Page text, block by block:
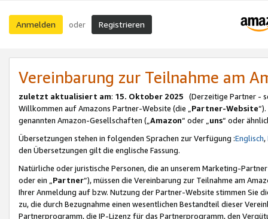
Anmelden oder Registrieren
Vereinbarung zur Teilnahme am
zuletzt aktualisiert am: 15. Oktober 2025 (Derzeitige Partner -
Willkommen auf Amazons Partner-Website (die „Partner-Website
genannten Amazon-Gesellschaften („Amazon“ oder „uns“ oder
Übersetzungen stehen in folgenden Sprachen zur Verfügung :Englisch,
den Übersetzungen gilt die englische Fassung.
Natürliche oder juristische Personen, die an unserem Marketing-
oder ein „Partner“), müssen die Vereinbarung zur Teilnahme am
Ihrer Anmeldung auf bzw. Nutzung der Partner-Website stimmen Sie
zu, die durch Bezugnahme einen wesentlichen Bestandteil dieser
Partnerprogramm, die IP-Lizenz für das Partnerprogramm, den